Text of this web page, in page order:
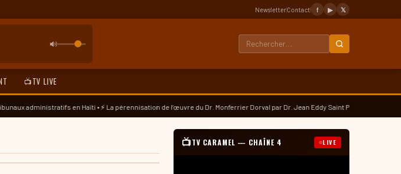
Newsletter|Contact| f ▶ 𝕏
📺TV LIVE
en Haïti • ⚡ La pérennisation de l’œuvre du Dr. Monferrier Dorval par Dr. Jean Eddy Saint Paul • ⚡ 10 km en
📺TV CARAMEL — CHAÎNE 4 LIVE